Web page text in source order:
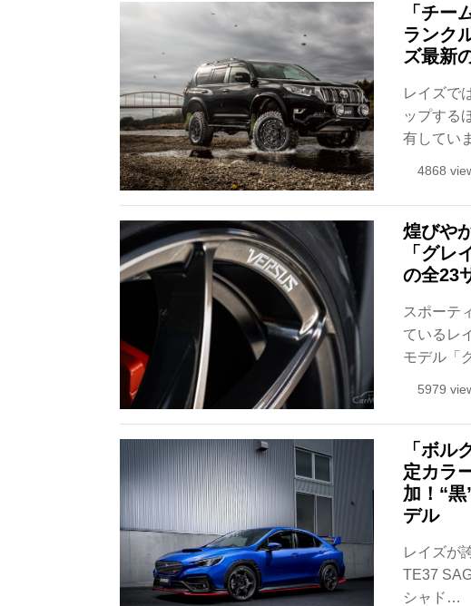
「チー
ランク
ズ最新
レイズで
ップする
有してい
4868
煌びや
「グレ
の全23
スポーテ
ているレ
モデル「
5979
「ボル
定カラ
加！“
デル
レイズが
TE37
シャド…